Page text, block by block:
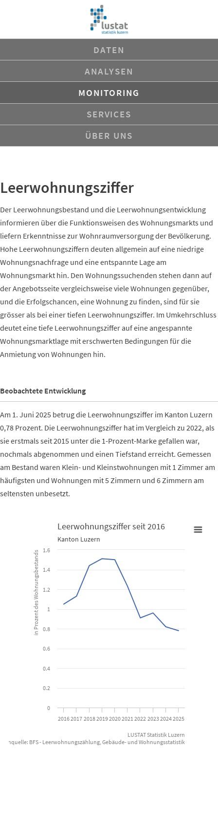
DATEN
ANALYSEN
MONITORING
SERVICES
ÜBER UNS
Leerwohnungsziffer
Der Leerwohnungsbestand und die Leerwohnungsentwicklung
informieren über die Funktionsweisen des Wohnungsmarkts und
liefern Erkenntnisse zur Wohnraumversorgung der Bevölkerung.
Hohe Leerwohnungsziffern deuten allgemein auf eine niedrige
Wohnungsnachfrage und eine entspannte Lage am
Wohnungsmarkt hin. Den Wohnungssuchenden stehen dann auf
der Angebotsseite vergleichsweise viele Wohnungen gegenüber,
und die Erfolgschancen, eine Wohnung zu finden, sind für sie
grösser als bei einer tiefen Leerwohnungsziffer. Im Umkehrschluss
deutet eine tiefe Leerwohnungsziffer auf eine angespannte
Wohnungsmarktlage mit erschwerten Bedingungen für die
Anmietung von Wohnungen hin.
Beobachtete Entwicklung
Am 1. Juni 2025 betrug die Leerwohnungsziffer im Kanton Luzern
0,78 Prozent. Die Leerwohnungsziffer hat im Vergleich zu 2022, als
sie erstmals seit 2015 unter die 1-Prozent-Marke gefallen war,
nochmals abgenommen und einen Tiefstand erreicht. Gemessen
am Bestand waren Klein- und Kleinstwohnungen mit 1 Zimmer am
häufigsten und Wohnungen mit 5 Zimmern und 6 Zimmern am
seltensten unbesetzt.
Leerwohnungsziffer seit 2016
Line chart with 10 data points.
Kanton Luzern
View as data table, Leerwohnungsziffer seit 2016
The chart has 1 X axis displaying categories.
The chart has 1 Y axis displaying in Prozent des
in Prozent des Wohnungsbestands
Leerwohnungsziffer seit 2016
Kanton Luzern
20162017 20182019202020212022 202320242025
0
0.2
0.4
0.6
0.8
1
1.2
1.4
1.6
LUSTAT Statistik Luzern
BFS - Leerwohnungszählung, Gebäude- und Wohnungsstatistik